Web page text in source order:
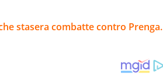
stasera combatte contro Prenga.